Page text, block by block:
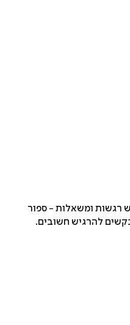
רגשות ומשאלות - ספור
להרגיש חשובים.